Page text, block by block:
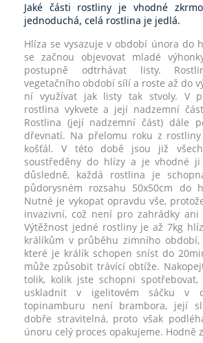
Jaké části rostliny je vhodné
jednoduchá, celá rostlina je jedlá.
Hlíza se vysazuje v období února do
se začnou objevovat mladé
postupně odtrhávat listy.
vegetačního období sílí a roste až do
ní využívat jak listy tak stvoly. V
rostlina vykvete a její nadzemní
Rostlina (její nadzemní část) dále
dřevnatí. Na přelomu roku z
košťál. V této době jsou již
soustředěny do hlízy a je vhodné ji
důsledně, každá rostlina je
půdorysném rozsahu 50x50cm do
Nutné je vykopat opravdu vše,
invazivní, což není pro zahrádky ani
Výtěžnost jedné rostliny je až 7kg
králíkům v průběhu zimního
které je králík schopen sníst do
může způsobit trávící obtíže.
tolik, kolik jste schopni spotřebovat,
uskladnit v igelitovém sáčku v
topinamburu není brambora, její
dobře stravitelná, proto však
únoru celý proces opakujeme. Hodně